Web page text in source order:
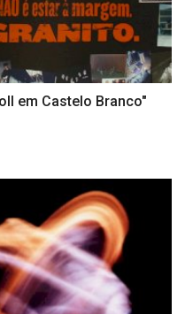
em Castelo Branco"